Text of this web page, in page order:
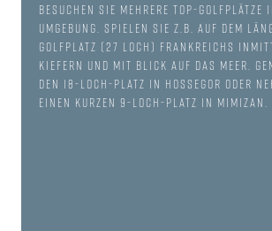
Besuchen Sie mehrere Top-Golfplätze
Umgebung. Spielen Sie z.B. auf dem
Golfplatz (27 Loch) Frankreichs
Kiefern und mit Blick auf das Meer.
den 18-Loch-Platz in Hossegor oder
einen kurzen 9-Loch-Platz in Mimizan.